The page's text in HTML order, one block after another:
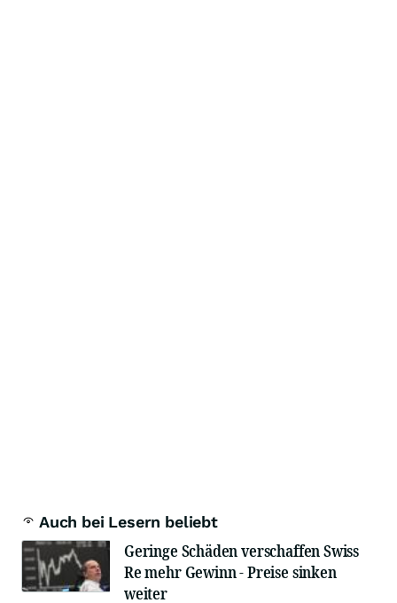
Auch bei Lesern beliebt
Geringe Schäden verschaffen Swiss
Re mehr Gewinn - Preise sinken
weiter